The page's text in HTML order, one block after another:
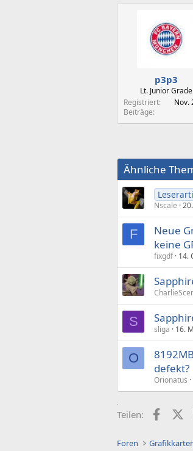
p3p3
Lt. Junior Grade
Registriert
Nov.
Beiträge
Ähnliche
Nscale
F
Neue
keine
fixgdf 14.
S
sliga 16.
O
defekt?
Orionatus
Teilen:
Foren